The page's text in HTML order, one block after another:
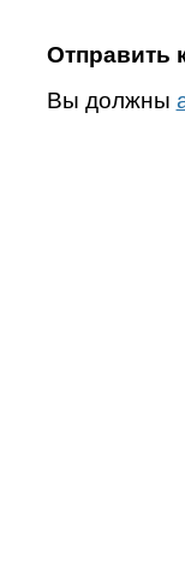
Отправить
Вы должны